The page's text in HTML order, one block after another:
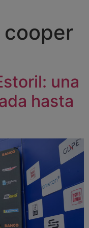
cooper
una
hasta